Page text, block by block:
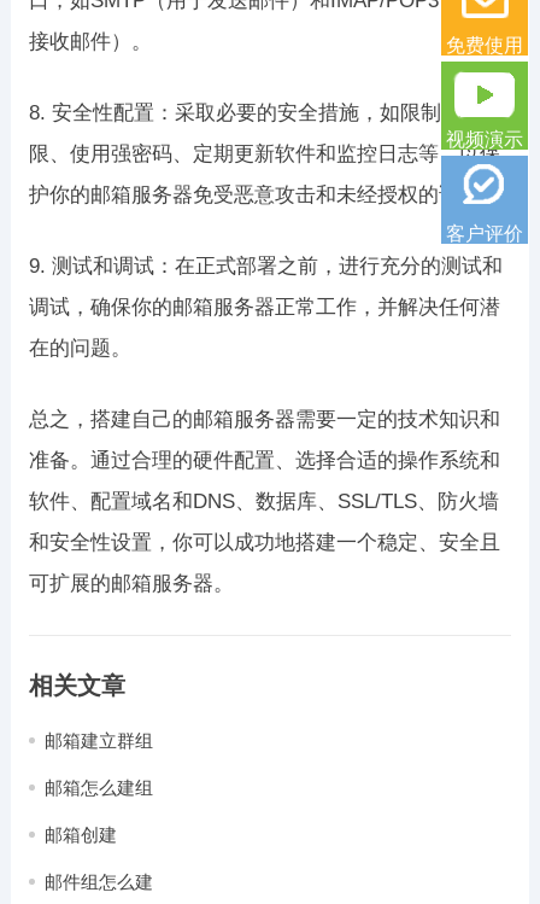
接收邮件）。
8. 安全性配置：采取必要的安全措施，如限制访问权
限、使用强密码、定期更新软件和监控日志等，以保
护你的邮箱服务器免受恶意攻击和未经授权的访问。
9. 测试和调试：在正式部署之前，进行充分的测试和
调试，确保你的邮箱服务器正常工作，并解决任何潜
在的问题。
总之，搭建自己的邮箱服务器需要一定的技术知识和
准备。通过合理的硬件配置、选择合适的操作系统和
软件、配置域名和DNS、数据库、SSL/TLS、防火墙
和安全性设置，你可以成功地搭建一个稳定、安全且
可扩展的邮箱服务器。
相关文章
邮箱建立群组
邮箱怎么建组
邮箱创建
邮件组怎么建
免费使用
视频演示
客户评价